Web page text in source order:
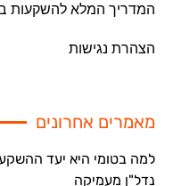
המדריך המלא להשקעות
הצהרת נגישות
מאמרים אחרונים
נדל"ן מעמיקה